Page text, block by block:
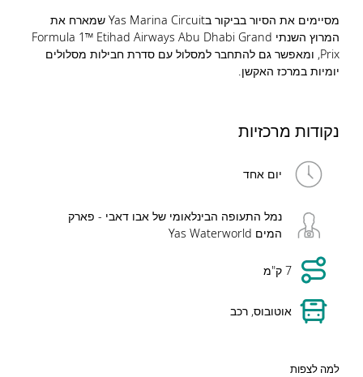
מסיימים את הסיור בביקור בYas Marina Circuit שמארח את
המרוץ השנתי Formula 1™ Etihad Airways Abu Dhabi Grand
Prix, ומאפשר גם להתחבר למסלול עם סדרת חבילות מסלולים
יומיות במרכז האקשן.
נקודות מרכזיות
יום אחד
נמל התעופה הבינלאומי של אבו דאבי - פארק
המים Yas Waterworld
7 ק"מ
אוטובוס, רכב
למה לצפות